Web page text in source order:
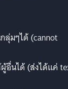
ลุ่มๆได้ (cannot
อื่นได้ (ส่งได้แค่